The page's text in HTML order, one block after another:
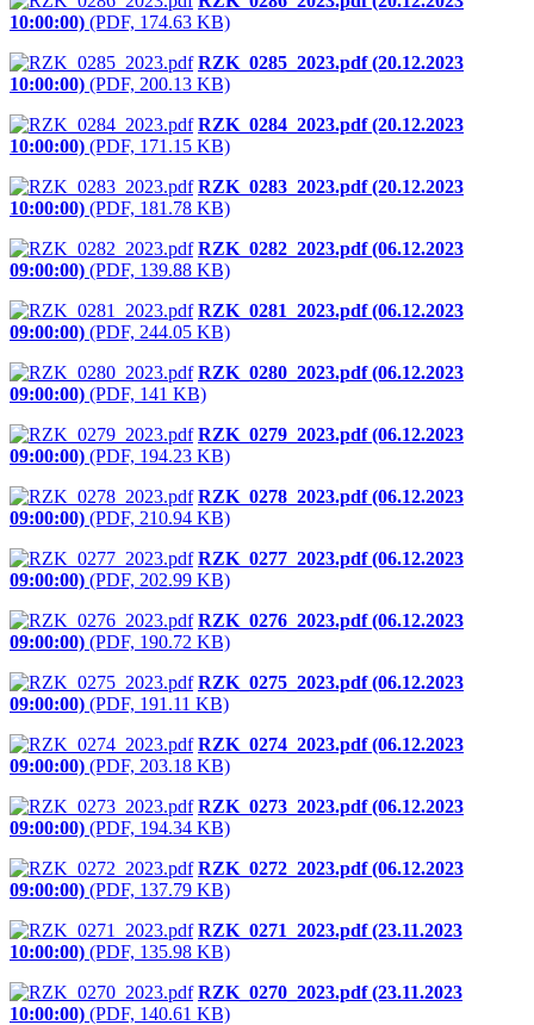
10:00:00) (PDF, 174.63 KB)
RZK_0285_2023.pdf (20.12.2023
10:00:00) (PDF, 200.13 KB)
RZK_0284_2023.pdf (20.12.2023
10:00:00) (PDF, 171.15 KB)
RZK_0283_2023.pdf (20.12.2023
10:00:00) (PDF, 181.78 KB)
RZK_0282_2023.pdf (06.12.2023
09:00:00) (PDF, 139.88 KB)
RZK_0281_2023.pdf (06.12.2023
09:00:00) (PDF, 244.05 KB)
RZK_0280_2023.pdf (06.12.2023
09:00:00) (PDF, 141 KB)
RZK_0279_2023.pdf (06.12.2023
09:00:00) (PDF, 194.23 KB)
RZK_0278_2023.pdf (06.12.2023
09:00:00) (PDF, 210.94 KB)
RZK_0277_2023.pdf (06.12.2023
09:00:00) (PDF, 202.99 KB)
RZK_0276_2023.pdf (06.12.2023
09:00:00) (PDF, 190.72 KB)
RZK_0275_2023.pdf (06.12.2023
09:00:00) (PDF, 191.11 KB)
RZK_0274_2023.pdf (06.12.2023
09:00:00) (PDF, 203.18 KB)
RZK_0273_2023.pdf (06.12.2023
09:00:00) (PDF, 194.34 KB)
RZK_0272_2023.pdf (06.12.2023
09:00:00) (PDF, 137.79 KB)
RZK_0271_2023.pdf (23.11.2023
10:00:00) (PDF, 135.98 KB)
RZK_0270_2023.pdf (23.11.2023
10:00:00) (PDF, 140.61 KB)